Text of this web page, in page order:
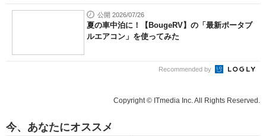
公開 2026/07/26
夏の車中泊に！【BougeRV】の「最新ポータブ
ルエアコン」を使ってみた
Recommended by
Copyright © ITmedia Inc. All Rights Reserved.
今、あなたにオススメ